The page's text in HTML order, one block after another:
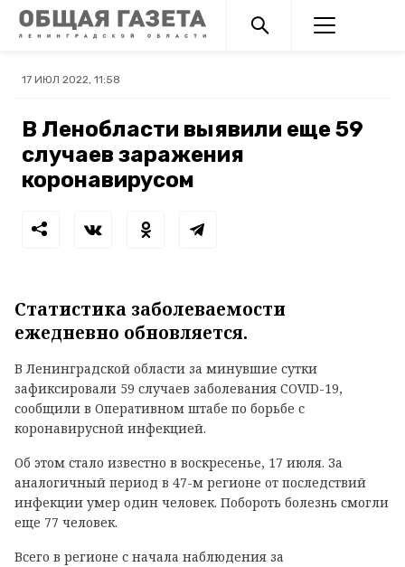
17 ИЮЛ 2022, 11:58
В Ленобласти выявили еще 59
случаев заражения
коронавирусом
Статистика заболеваемости
ежедневно обновляется.
В Ленинградской области за минувшие сутки
зафиксировали 59 случаев заболевания COVID-19,
сообщили в Оперативном штабе по борьбе с
коронавирусной инфекцией.
Об этом стало известно в воскресенье, 17 июля. За
аналогичный период в 47-м регионе от последствий
инфекции умер один человек. Побороть болезнь смогли
еще 77 человек.
Всего в регионе с начала наблюдения за